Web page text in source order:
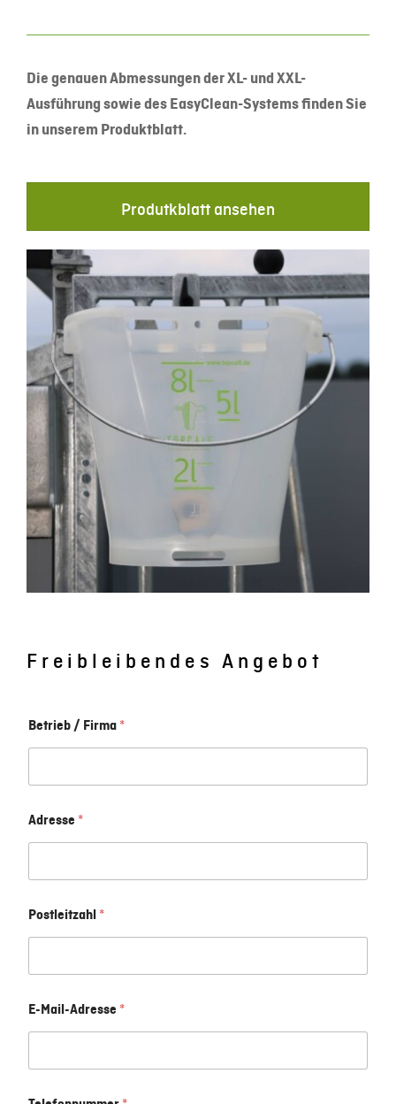
Die genauen Abmessungen der XL- und XXL-
Ausführung sowie des EasyClean-Systems finden Sie
in unserem Produktblatt.
Produtkblatt ansehen
Freibleibendes Angebot
Betrieb / Firma *
Adresse *
Postleitzahl *
E-Mail-Adresse *